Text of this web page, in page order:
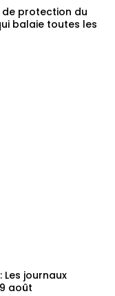
de protection du
balaie toutes les
Les journaux
août